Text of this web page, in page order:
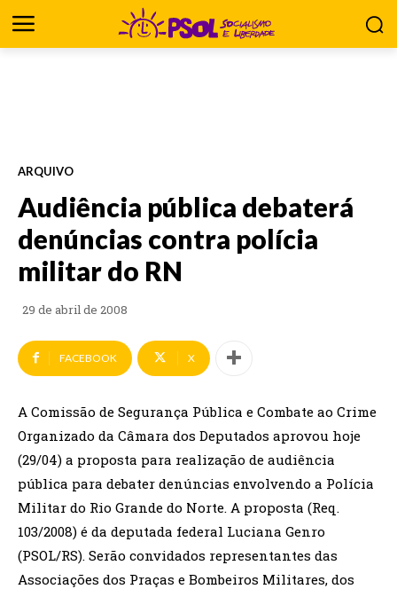
ARQUIVO
Audiência pública debaterá
denúncias contra polícia
militar do RN
29 de abril de 2008
FACEBOOK X
A Comissão de Segurança Pública e Combate ao Crime
Organizado da Câmara dos Deputados aprovou hoje
(29/04) a proposta para realização de audiência
pública para debater denúncias envolvendo a Polícia
Militar do Rio Grande do Norte. A proposta (Req.
103/2008) é da deputada federal Luciana Genro
(PSOL/RS). Serão convidados representantes das
Associações dos Praças e Bombeiros Militares, dos